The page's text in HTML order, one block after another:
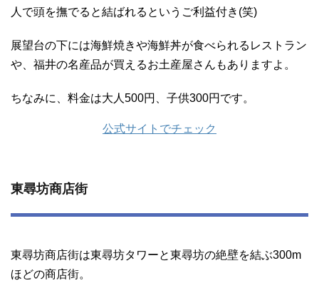
人で頭を撫でると結ばれるというご利益付き(笑)
展望台の下には海鮮焼きや海鮮丼が食べられるレストラン
や、福井の名産品が買えるお土産屋さんもありますよ。
ちなみに、料金は大人500円、子供300円です。
公式サイトでチェック
東尋坊商店街
東尋坊商店街は東尋坊タワーと東尋坊の絶壁を結ぶ300m
ほどの商店街。